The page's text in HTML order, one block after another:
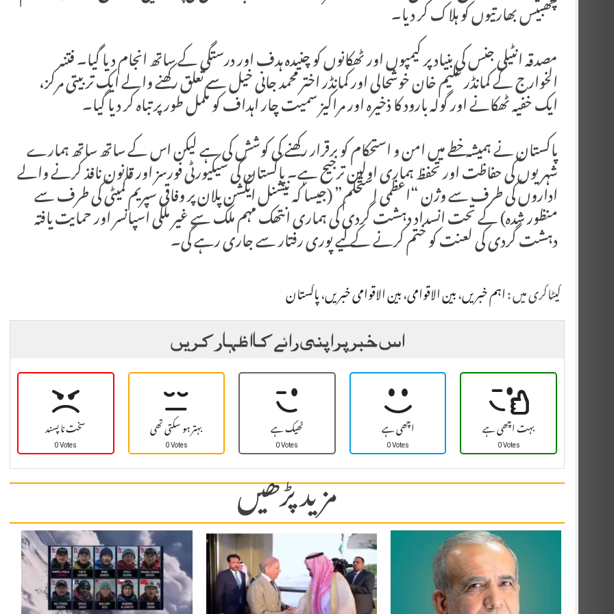
چھبیس بھارتیوں کو ہلاک کر دیا۔
مصدقہ انٹیلی جنس کی بنیاد پر کیمپوں اور ٹھکانوں کو چنیدہ ہدف اور درستگی کے ساتھ انجام دیا گیا۔ فتنہ
الخوارج کے کمانڈر علیم خان خوشحالی اور کمانڈر اختر محمد جانی خیل سے تعلق رکھنے والے ایک تربیتی مرکز،
ایک خفیہ ٹھکانے اور گولہ بارود کا ذخیرہ اور مراکیز سمیت چار اہداف کو مکمل طور پر تباہ کر دیا گیا۔
پاکستان نے ہمیشہ خطے میں امن و استحکام کو برقرار رکھنے کی کوشش کی ہے لیکن اس کے ساتھ ساتھ ہمارے
شہریوں کی حفاظت اور تحفظ ہماری اولین ترجیح ہے۔ پاکستان کی سیکیورٹی فورسز اور قانون نافذ کرنے والے
اداروں کی طرف سے وژن “اعظمی استحکم” (جیسا کہ نیشنل ایکشن پلان پر وفاقی سپریم کمیٹی کی طرف سے
منظور شدہ) کے تحت انسداد دہشت گردی کی ہماری انتھک مہم ملک سے غیر ملکی اسپانسر اور حمایت یافتہ
دہشت گردی کی لعنت کو ختم کرنے کے لیے پوری رفتار سے جاری رہے گی۔
کیٹاگری میں :اہم خبریں،بین الاقوامی،بین الاقوامی خبریں،پاکستان
اس خبر پر اپنی رائے کا اظہار کریں
سخت نا پسند
0 Votes بہتر ہو سکتی تھی
0 Votes ٹھیک ہے
0 Votes اچھی ہے
0 Votes بہت اچھی ہے
0 Votes
مزید پڑھیں